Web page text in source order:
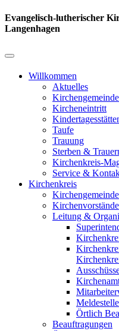
Evangelisch-lutherischer
Langenhagen
Willkommen
Aktuelles
Kircheneintritt
Taufe
Trauung
Sterben &
Kirchenkreis-
Service &
Kirchenkreis
Kirchenvorstände
Leitung &
Örtlich
Beauftragungen